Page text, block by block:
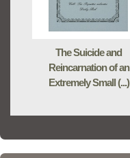
The Suicide and
Reincarnation of an
Extremely Small (...)